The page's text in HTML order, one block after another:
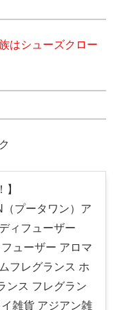
はシューズクロー
】
（プータワン）ア
ィフューザー
ューザー アロマ
フレグランス ホ
ンス フレグラン
雑貨 アジアン雑